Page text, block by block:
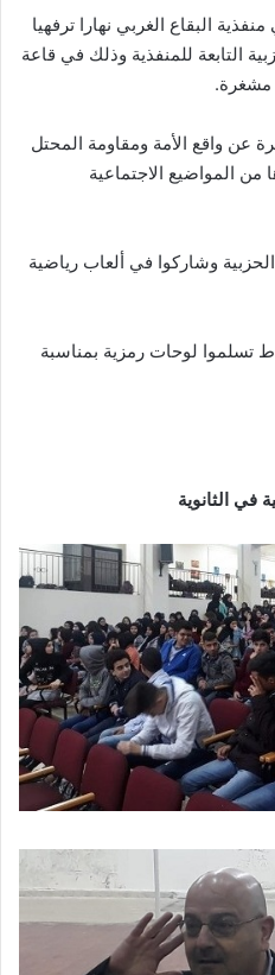
البقاع الغربي نهارا ترفهيا
التابعة للمنفذية وذلك في قاعة
مشغرة.
عن واقع الأمة ومقاومة المحتل
المواضيع الاجتماعية
وشاركوا في ألعاب رياضية
تسلموا لوحات رمزية بمناسبة
في الثانوية